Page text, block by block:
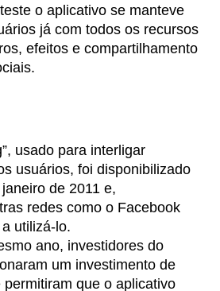
o aplicativo se manteve
já com todos os recursos
efeitos e compartilhamento
usado para interligar
usuários, foi disponibilizado
de 2011 e,
redes como o Facebook
utilizá-lo.
ano, investidores do
um investimento de
que o aplicativo